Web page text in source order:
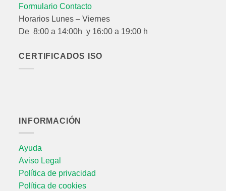
Formulario Contacto
Horarios Lunes – Viernes
De 8:00 a 14:00h y 16:00 a 19:00 h
CERTIFICADOS ISO
INFORMACIÓN
Ayuda
Aviso Legal
Política de privacidad
Política de cookies